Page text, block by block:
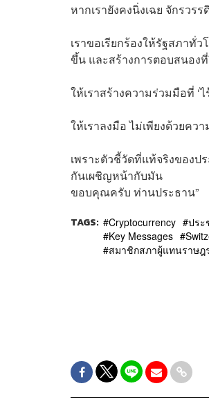
หากเรายังคงนิ่งเฉย จักรวร
เราขอเรียกร้องให้รัฐสภาทั่
ขึ้น และสร้างการตอบสนอง
ให้เราสร้างความร่วมมือที่ ‘
ให้เราลงมือ ไม่เพียงด้วยค
เพราะตัวชี้วัดที่แท้จริงของป
กันเผชิญหน้ากับมัน
ขอบคุณครับ ท่านประธาน”
TAGS: Cryptocurrency ประ
Key Messages
สมาชิกสภาผู้แทนราษฎ